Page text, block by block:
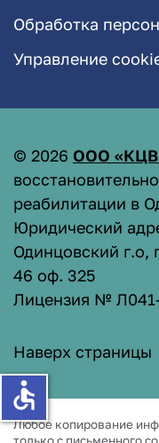
Обработка
Управление
© 2026 ООО
реабилитации в
Юридический
Одинцовский г.о,
46 оф. 325
Лицензия №
Наверх страницы
Любое копирование
accessible